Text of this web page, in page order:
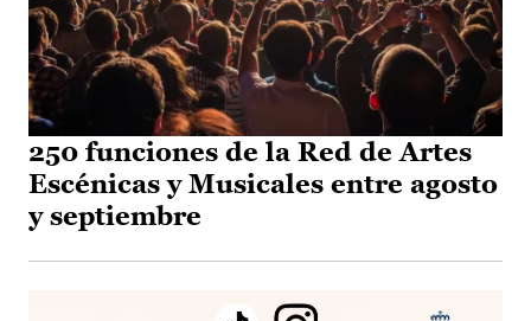
250 funciones de la Red de Artes
Escénicas y Musicales entre agosto
y septiembre